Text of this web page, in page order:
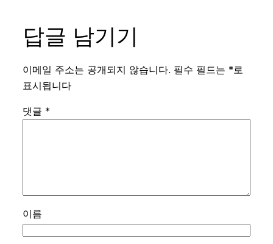
답글 남기기
이메일 주소는 공개되지 않습니다. 필수 필드는 *로
표시됩니다
댓글 *
이름